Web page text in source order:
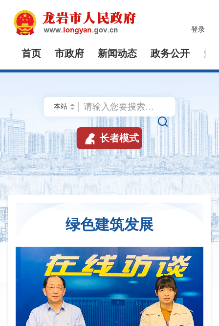
登录
首页 市政府 新闻动态 政务公开 解

 长者模式
绿色建筑发展